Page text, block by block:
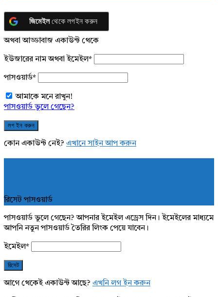
জিমেইলথেকে লগইন করুন
অথবা আড্ডাবাজ একাউন্ট থেকে
ইউজারের নাম অথবা ইমেইল*
পাসওয়ার্ড*
আমাকে মনে রাখুন!
পাসওয়ার্ড ভুলে গেছেন?
কোন একাউন্ট নেই? এখানে সাইন আপ করুন
রিসেট পাসওয়ার্ড
পাসওয়ার্ড ভুলে গেছেন? আপনার ইমেইল এড্রেস দিন। ইমেইলের মাধ্যমে
আপনি নতুন পাসওয়ার্ড তৈরির লিংক পেয়ে যাবেন।
ইমেইল*
আগে থেকেই একাউন্ট আছে? এখনি লগ ইন করুন